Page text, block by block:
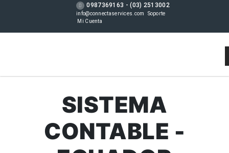
0987369163 - (03) 2513002
info@connectaservices.com
Soporte
Mi Cuenta
SISTEMA
CONTABLE -